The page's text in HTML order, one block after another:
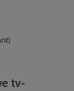
tv-